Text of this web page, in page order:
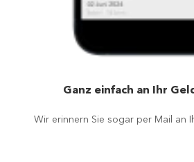
Ganz einfach an Ihr
Wir erinnern Sie sogar per Mail an